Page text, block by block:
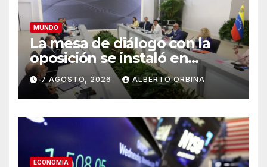
MUNDO
La mesa de diálogo con la
oposición se instaló en
Venezuela: se declaró en
sesión permanente y acordó
un calendario hacia el
llamado a elecciones
7 AGOSTO, 2026 ALBERTO ORBINA
ECONOMIA